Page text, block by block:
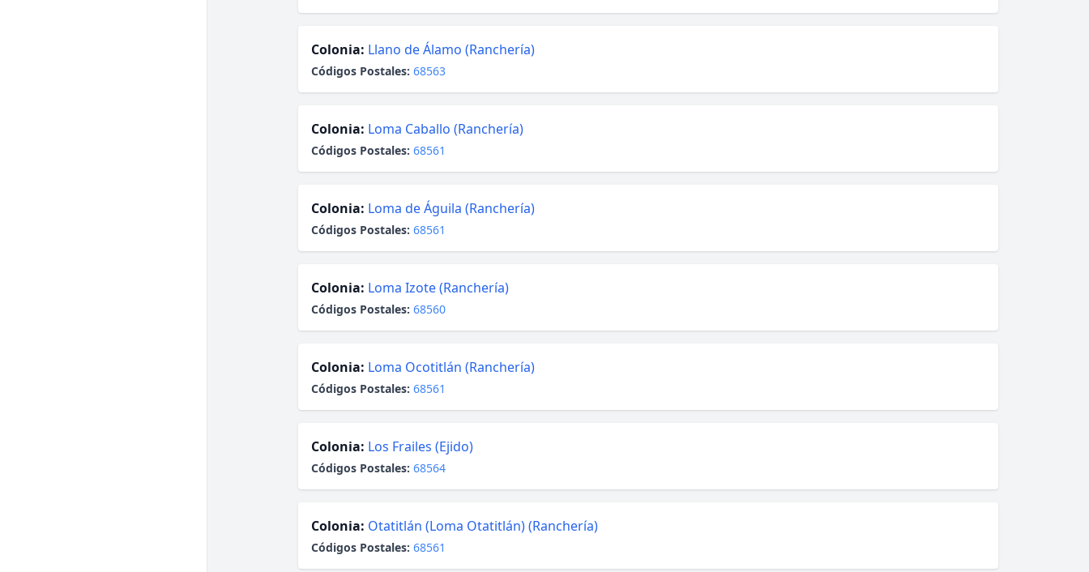
Colonia: Llano de Álamo (Ranchería)
Códigos Postales: 68563
Colonia: Loma Caballo (Ranchería)
Códigos Postales: 68561
Colonia: Loma de Águila (Ranchería)
Códigos Postales: 68561
Colonia: Loma Izote (Ranchería)
Códigos Postales: 68560
Colonia: Loma Ocotitlán (Ranchería)
Códigos Postales: 68561
Colonia: Los Frailes (Ejido)
Códigos Postales: 68564
Colonia: Otatitlán (Loma Otatitlán) (Ranchería)
Códigos Postales: 68561